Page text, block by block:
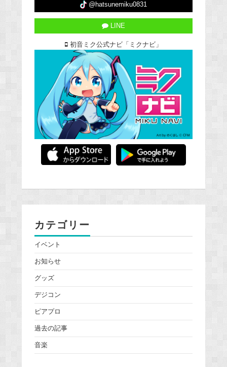
@hatsunemiku0831
LINE
初音ミク公式ナビ「ミクナビ」
カテゴリー
イベント
お知らせ
グッズ
デジコン
ピアプロ
過去の記事
音楽